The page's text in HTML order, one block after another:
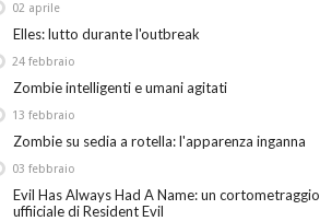
Elles: lutto durante l'outbreak
02 aprile
Zombie intelligenti e umani agitati
24 febbraio
Zombie su sedia a rotella: l'apparenza inganna
13 febbraio
Evil Has Always Had A Name: un cortometraggio
uffiiciale di Resident Evil
03 febbraio